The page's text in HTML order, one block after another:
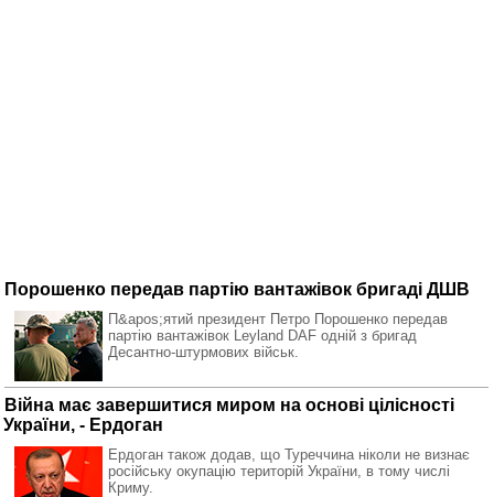
Порошенко передав партію вантажівок бригаді ДШВ
П&apos;ятий президент Петро Порошенко передав
партію вантажівок Leyland DAF одній з бригад
Десантно-штурмових військ.
Війна має завершитися миром на основі цілісності
України, - Ердоган
Ердоган також додав, що Туреччина ніколи не визнає
російську окупацію територій України, в тому числі
Криму.